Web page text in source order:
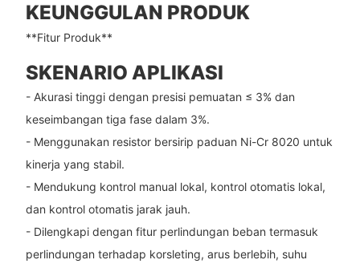
KEUNGGULAN PRODUK
**Fitur Produk**
SKENARIO APLIKASI
- Akurasi tinggi dengan presisi pemuatan ≤ 3% dan
keseimbangan tiga fase dalam 3%.
- Menggunakan resistor bersirip paduan Ni-Cr 8020 untuk
kinerja yang stabil.
- Mendukung kontrol manual lokal, kontrol otomatis lokal,
dan kontrol otomatis jarak jauh.
- Dilengkapi dengan fitur perlindungan beban termasuk
perlindungan terhadap korsleting, arus berlebih, suhu